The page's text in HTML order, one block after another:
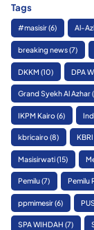
Tags
#masisir(6) Al-
breaking news(7)
DKKM (10) DPA
Grand Syekh Al Azhar
IKPM Kairo(6)
kbricairo(8)
Masisirwati(15)
Pemilu(7) Pemilu
ppmimesir(6)
SPA WIHDAH (7)